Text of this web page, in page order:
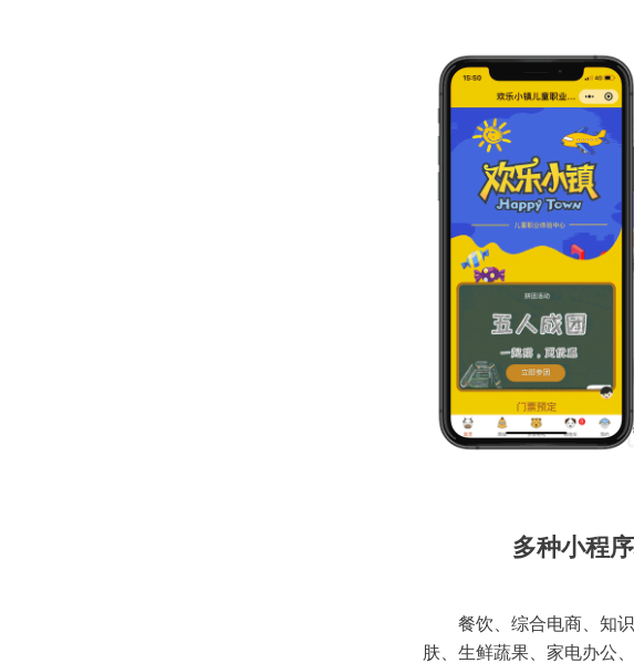
多种小程
餐饮、综合电商、知
肤、生鲜蔬果、家电办公